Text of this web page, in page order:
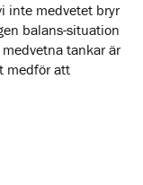
inte medvetet bryr
balans-situation
tankar är
medför att